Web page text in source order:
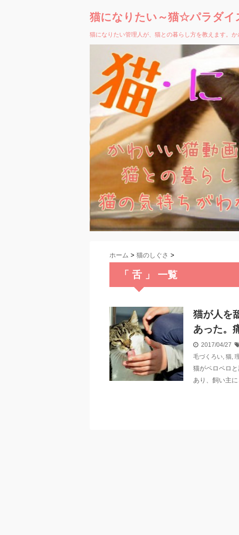
猫になりたい～猫☆パラダイ
猫になりたい管理人が、猫との暮らし方を教えます。
ホーム > 猫のしぐさ >
「 舌 」 一覧
猫が人を
あった。
2017/04/27
毛づくろい, 猫,
猫がペロペロ
あり、飼い主